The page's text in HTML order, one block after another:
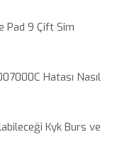
Pad 9 Çift Sim
Hatası Nasıl
Kyk Burs ve